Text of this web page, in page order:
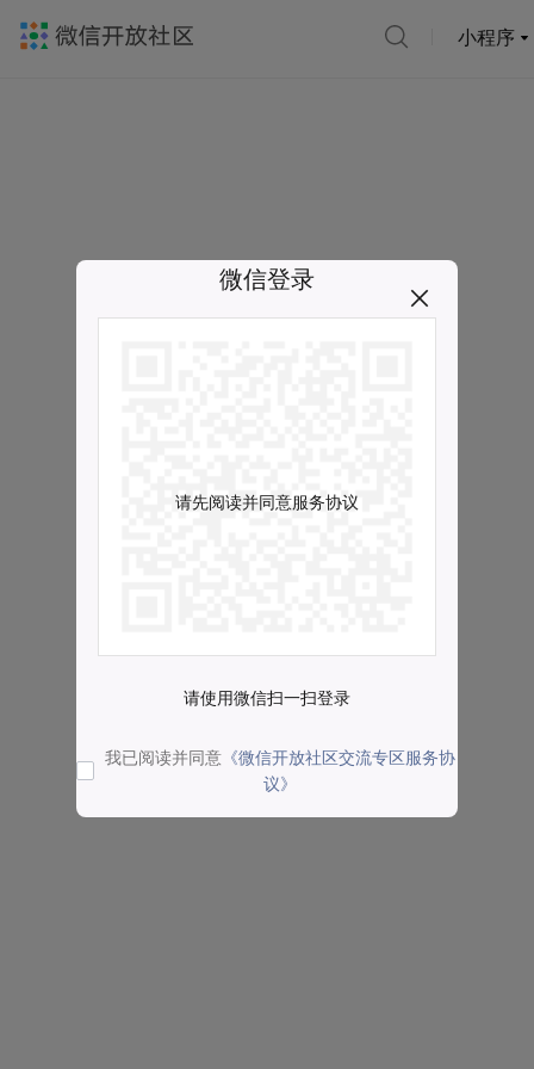
小程序
微信登录
请先阅读并同意服务协议
请使用微信扫一扫登录
我已阅读并同意 《微信开放社区交流专区服务协
议》